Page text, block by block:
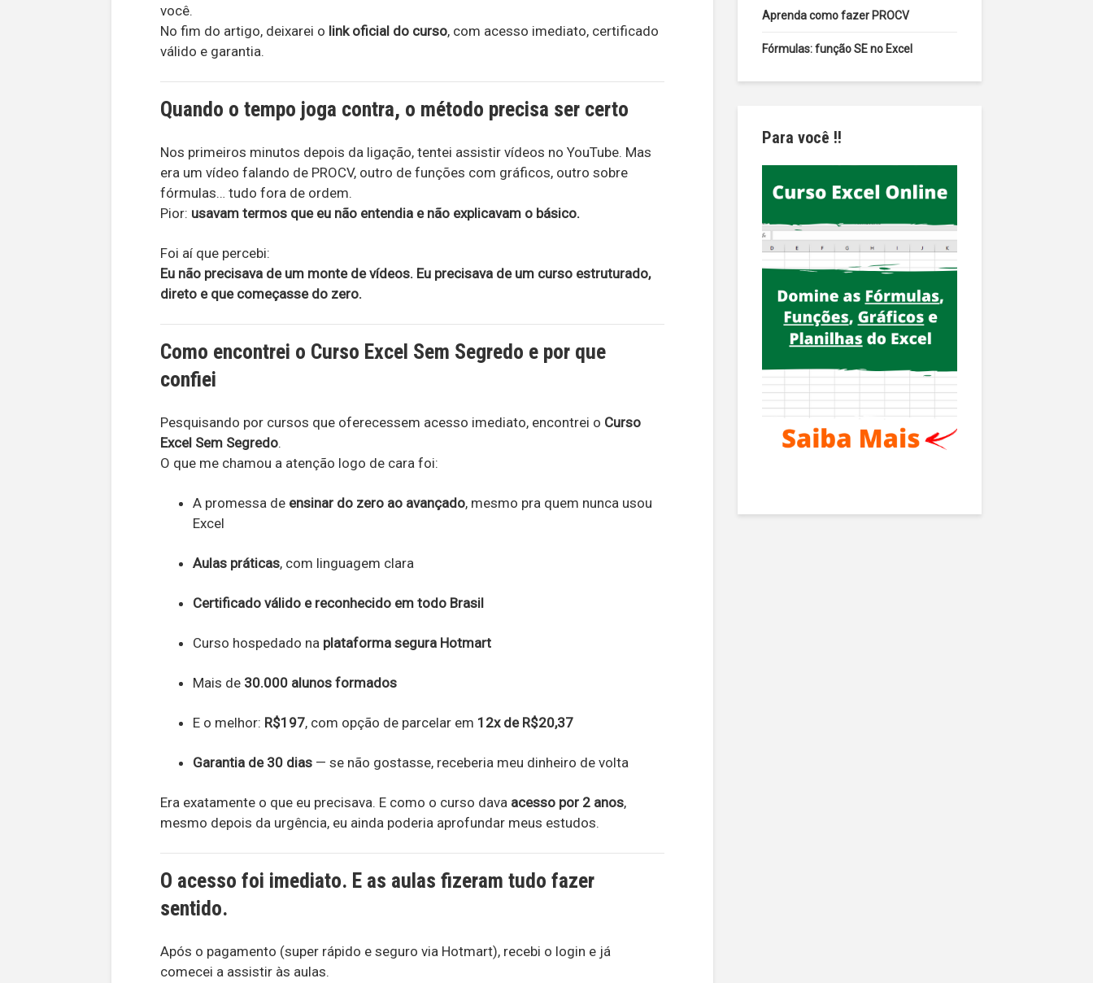
você.
No fim do artigo, deixarei o link oficial do curso, com acesso imediato, certificado
válido e garantia.
Quando o tempo joga contra, o método precisa ser certo
Nos primeiros minutos depois da ligação, tentei assistir vídeos no YouTube. Mas
era um vídeo falando de PROCV, outro de funções com gráficos, outro sobre
fórmulas… tudo fora de ordem.
Pior: usavam termos que eu não entendia e não explicavam o básico.
Foi aí que percebi:
Eu não precisava de um monte de vídeos. Eu precisava de um curso estruturado,
direto e que começasse do zero.
Como encontrei o Curso Excel Sem Segredo e por que
confiei
Pesquisando por cursos que oferecessem acesso imediato, encontrei o Curso
Excel Sem Segredo.
O que me chamou a atenção logo de cara foi:
A promessa de ensinar do zero ao avançado, mesmo pra quem nunca usou
Excel
Aulas práticas, com linguagem clara
Certificado válido e reconhecido em todo Brasil
Curso hospedado na plataforma segura Hotmart
Mais de 30.000 alunos formados
E o melhor: R$197, com opção de parcelar em 12x de R$20,37
Garantia de 30 dias — se não gostasse, receberia meu dinheiro de volta
Era exatamente o que eu precisava. E como o curso dava acesso por 2 anos,
mesmo depois da urgência, eu ainda poderia aprofundar meus estudos.
O acesso foi imediato. E as aulas fizeram tudo fazer
sentido.
Após o pagamento (super rápido e seguro via Hotmart), recebi o login e já
comecei a assistir às aulas.
Aprenda como fazer PROCV
Fórmulas: função SE no Excel
Para você !!